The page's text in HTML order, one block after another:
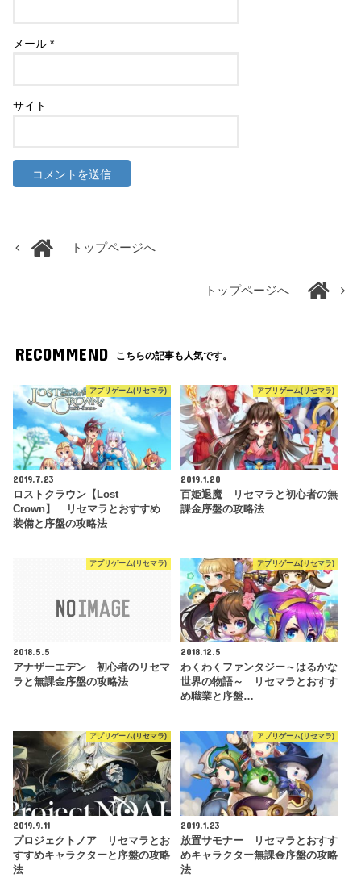
メール*
サイト
トップページへ
トップページへ
RECOMMEND こちらの記事も人気です。
アプリゲーム(リセマラ)
2019.7.23
ロストクラウン【Lost
Crown】 リセマラとおすすめ
装備と序盤の攻略法
アプリゲーム(リセマラ)
2019.1.20
百姫退魔 リセマラと初心者の無
課金序盤の攻略法
アプリゲーム(リセマラ)
2018.5.5
アナザーエデン 初心者のリセマ
ラと無課金序盤の攻略法
アプリゲーム(リセマラ)
2018.12.5
わくわくファンタジー～はるかな
世界の物語～ リセマラとおすす
め職業と序盤…
アプリゲーム(リセマラ)
2019.9.11
プロジェクトノア リセマラとお
すすめキャラクターと序盤の攻略
法
アプリゲーム(リセマラ)
2019.1.23
放置サモナー リセマラとおすす
めキャラクター無課金序盤の攻略
法